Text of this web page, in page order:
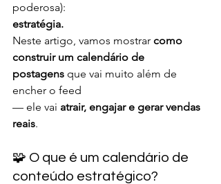
poderosa):
estratégia.
Neste artigo, vamos mostrar como
construir um calendário de
postagens que vai muito além de
encher o feed
— ele vai atrair, engajar e gerar vendas
reais.
🧩 O que é um calendário de
conteúdo estratégico?